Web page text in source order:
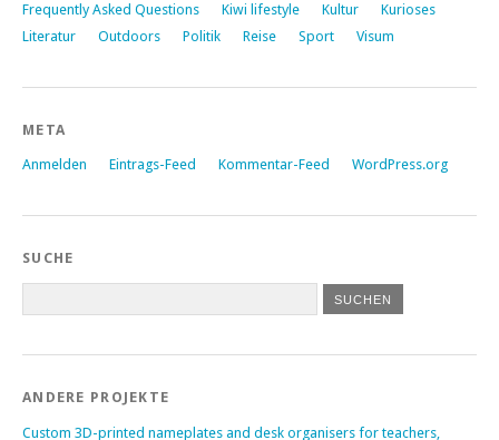
Frequently Asked Questions
Kiwi lifestyle Kultur
Kurioses
Literatur
Outdoors Politik Reise Sport Visum
META
Anmelden Eintrags-Feed Kommentar-Feed WordPress.org
SUCHE
ANDERE PROJEKTE
Custom 3D-printed nameplates and desk organisers for teachers,